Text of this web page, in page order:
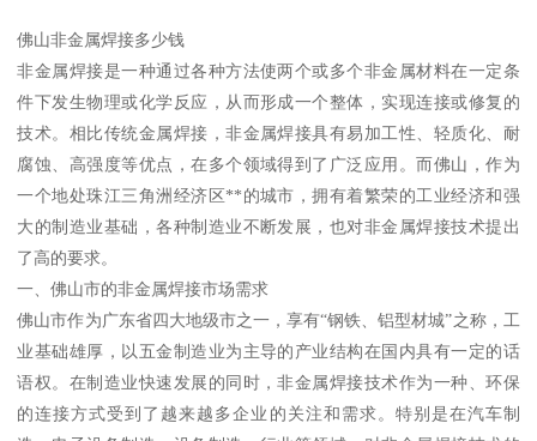
佛山非金属焊接多少钱
非金属焊接是一种通过各种方法使两个或多个非金属材料在一定条
件下发生物理或化学反应，从而形成一个整体，实现连接或修复的
技术。相比传统金属焊接，非金属焊接具有易加工性、轻质化、耐
腐蚀、高强度等优点，在多个领域得到了广泛应用。而佛山，作为
一个地处珠江三角洲经济区**的城市，拥有着繁荣的工业经济和强
大的制造业基础，各种制造业不断发展，也对非金属焊接技术提出
了高的要求。
一、佛山市的非金属焊接市场需求
佛山市作为广东省四大地级市之一，享有“钢铁、铝型材城”之称，工
业基础雄厚，以五金制造业为主导的产业结构在国内具有一定的话
语权。在制造业快速发展的同时，非金属焊接技术作为一种、环保
的连接方式受到了越来越多企业的关注和需求。特别是在汽车制